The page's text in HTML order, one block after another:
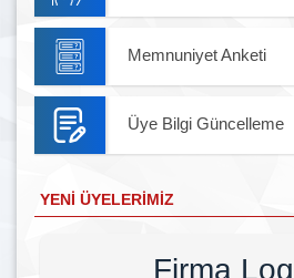
Memnuniyet Anketi
Üye Bilgi Güncelleme
YENI ÜYELERIMIZ
Firma